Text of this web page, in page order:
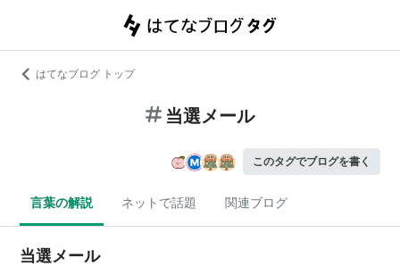
はてなブログ トップ
当選メール
このタグでブログを書く
言葉の解説 ネットで話題 関連ブログ
当選メール